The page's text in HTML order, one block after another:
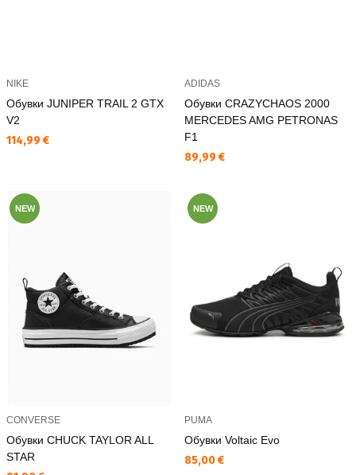
NIKE
Обувки JUNIPER TRAIL 2 GTX
V2
Текуща цена:
114,99 €
ADIDAS
Обувки CRAZYCHAOS 2000
MERCEDES AMG PETRONAS
F1
Текуща цена:
89,99 €
NEW
CONVERSE
Обувки CHUCK TAYLOR ALL
STAR
NEW
PUMA
Обувки Voltaic Evo
Текуща цена:
85,00 €